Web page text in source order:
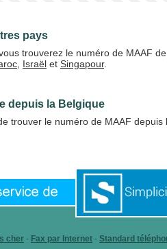
pays
trouverez le numéro de MAAF
Israël et Singapour.
depuis la Belgique
trouver le numéro de MAAF
cher - Fax par Internet - Standard